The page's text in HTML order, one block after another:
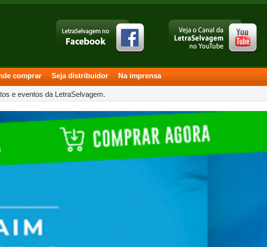
comprar Seja distribuidor Na imprensa
e eventos da LetraSelvagem.